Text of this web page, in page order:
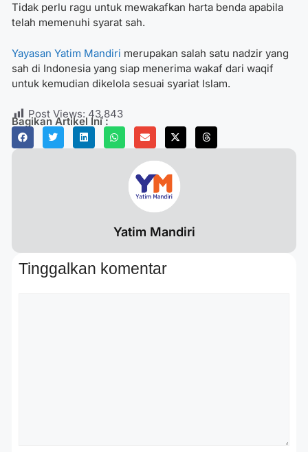
Tidak perlu ragu untuk mewakafkan harta benda apabila
telah memenuhi syarat sah.
Yayasan Yatim Mandiri merupakan salah satu nadzir yang
sah di Indonesia yang siap menerima wakaf dari waqif
untuk kemudian dikelola sesuai syariat Islam.
Post Views: 43,843
Bagikan Artikel Ini :
Yatim Mandiri
Tinggalkan komentar